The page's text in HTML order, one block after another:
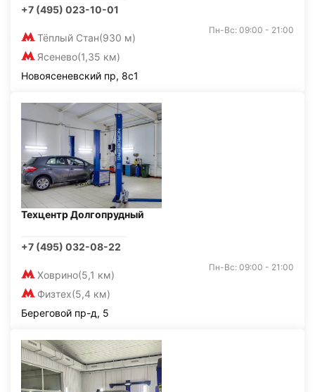
+7 (495) 023-10-01
Тёплый Стан(930 м)
Ясенево(1,35 км)
Пн-Вс: 09:00 - 21:00
Новоясеневский пр, 8с1
Техцентр Долгопрудный
+7 (495) 032-08-22
Ховрино(5,1 км)
Физтех(5,4 км)
Пн-Вс: 09:00 - 21:00
Береговой пр-д, 5